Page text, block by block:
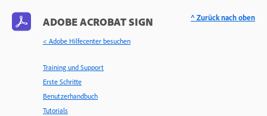
ADOBE ACROBAT SIGN
< Adobe Hilfecenter besuchen
Training und Support
Erste Schritte
Benutzerhandbuch
Tutorials
^ Zurück nach oben